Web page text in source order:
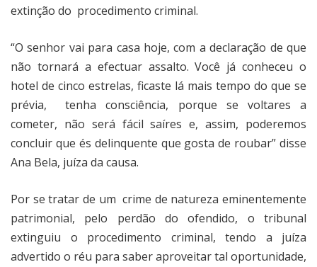
extinção do procedimento criminal.
“O senhor vai para casa hoje, com a declaração de que
não tornará a efectuar assalto. Você já conheceu o
hotel de cinco estrelas, ficaste lá mais tempo do que se
prévia,
tenha consciência, porque se voltares a
cometer, não será fácil saíres e, assim, poderemos
concluir que és delinquente que gosta de roubar” disse
Ana Bela, juíza da causa.
Por se tratar de um crime de natureza eminentemente
patrimonial, pelo perdão do ofendido, o tribunal
extinguiu o procedimento criminal, tendo a juíza
advertido o réu para saber aproveitar tal oportunidade,